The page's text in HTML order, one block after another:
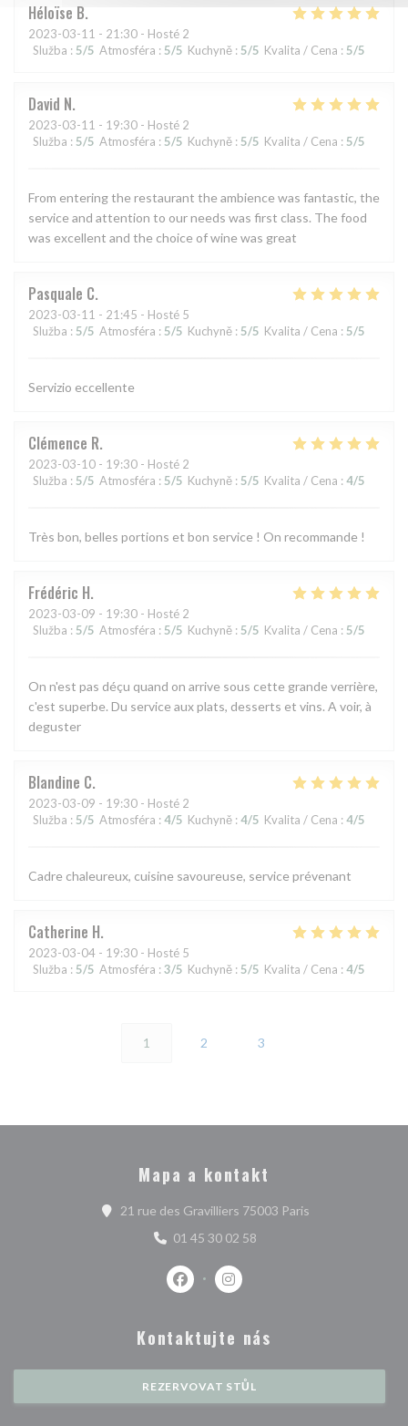
Héloïse B
2023-03-11 - 21:30 - Hosté 2
Služba : 5/5 Atmosféra : 5/5 Kuchyně : 5/5 Kvalita / Cena : 5/5
David N
2023-03-11 - 19:30 - Hosté 2
Služba : 5/5 Atmosféra : 5/5 Kuchyně : 5/5 Kvalita / Cena : 5/5
From entering the restaurant the ambience was fantastic, the
service and attention to our needs was first class. The food
was excellent and the choice of wine was great
Pasquale C
2023-03-11 - 21:45 - Hosté 5
Služba : 5/5 Atmosféra : 5/5 Kuchyně : 5/5 Kvalita / Cena : 5/5
Servizio eccellente
Clémence R
2023-03-10 - 19:30 - Hosté 2
Služba : 5/5 Atmosféra : 5/5 Kuchyně : 5/5 Kvalita / Cena : 4/5
Très bon, belles portions et bon service ! On recommande !
Frédéric H
2023-03-09 - 19:30 - Hosté 2
Služba : 5/5 Atmosféra : 5/5 Kuchyně : 5/5 Kvalita / Cena : 5/5
On n'est pas déçu quand on arrive sous cette grande verrière,
c'est superbe. Du service aux plats, desserts et vins. A voir, à
deguster
Blandine C
2023-03-09 - 19:30 - Hosté 2
Služba : 5/5 Atmosféra : 4/5 Kuchyně : 4/5 Kvalita / Cena : 4/5
Cadre chaleureux, cuisine savoureuse, service prévenant
Catherine H
2023-03-04 - 19:30 - Hosté 5
Služba : 5/5 Atmosféra : 3/5 Kuchyně : 5/5 Kvalita / Cena : 4/5
1 2 3
Mapa a kontakt
21 rue des Gravilliers 75003 Paris((otevře se v
01 45 30 02 58
Facebook ((otevře se v novém okně))
Instagram ((otevře se v
Kontaktujte nás
REZERVOVAT STŮL